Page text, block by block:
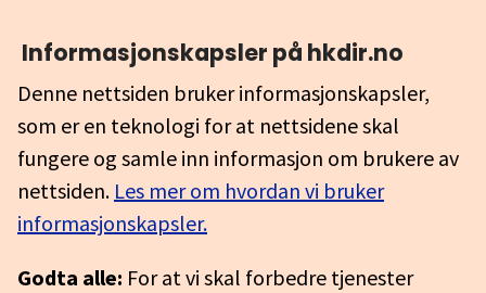
Informasjonskapsler på hkdir.no
Denne nettsiden bruker informasjonskapsler,
som er en teknologi for at nettsidene skal
fungere og samle inn informasjon om brukere av
nettsiden. Les mer om hvordan vi bruker
informasjonskapsler.
Godta alle: For at vi skal forbedre tjenester